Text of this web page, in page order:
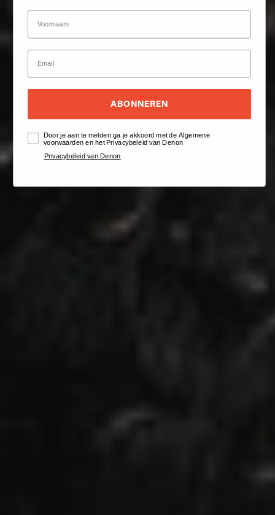
ABONNEREN
Door je aan te melden ga je akkoord met de Algemene
voorwaarden en het Privacybeleid van Denon
Privacybeleid van Denon